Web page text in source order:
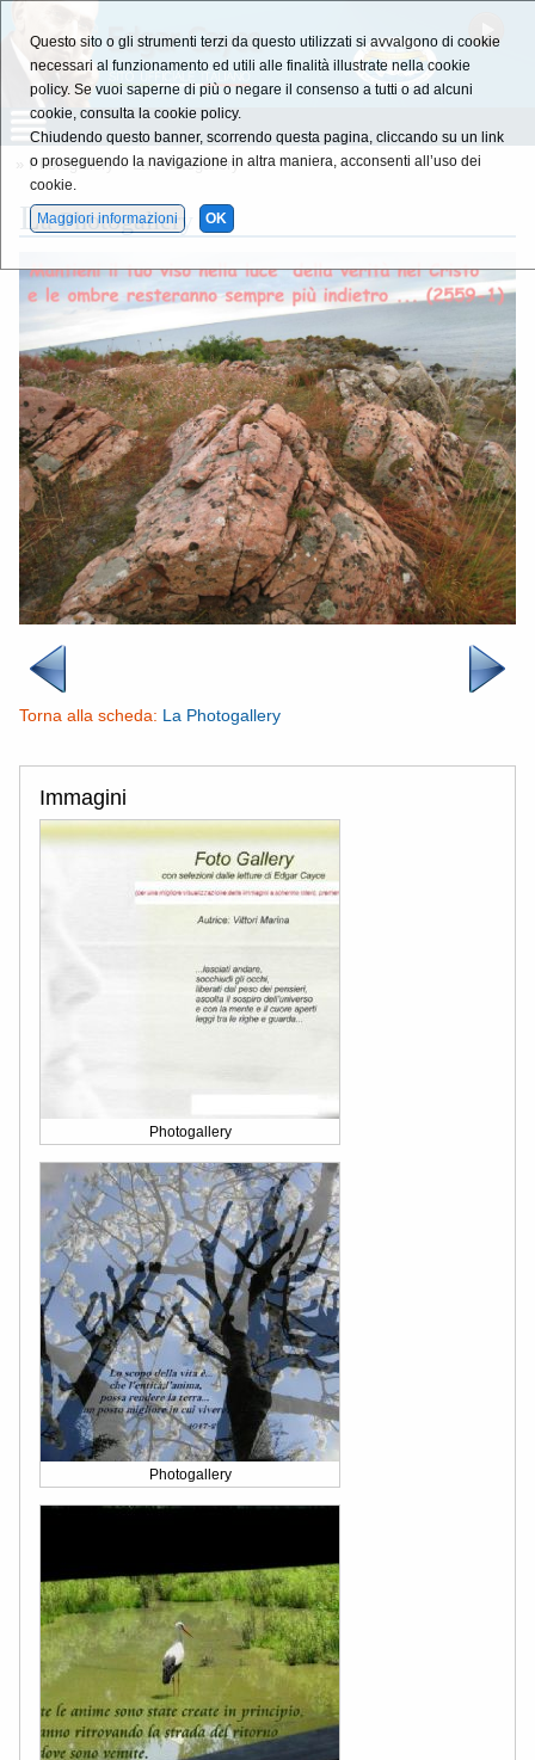
Photogallery » La Photogallery
La Photogallery
Torna alla scheda: La Photogallery
Immagini
Photogallery
Photogallery
Questo sito o gli strumenti terzi da questo utilizzati si avvalgono di cookie
necessari al funzionamento ed utili alle finalità illustrate nella cookie
policy. Se vuoi saperne di più o negare il consenso a tutti o ad alcuni
cookie, consulta la cookie policy.
Chiudendo questo banner, scorrendo questa pagina, cliccando su un link
o proseguendo la navigazione in altra maniera, acconsenti all’uso dei
cookie.
Maggiori informazioni
OK